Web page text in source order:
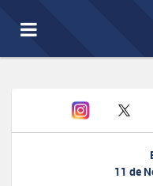
Toggle
navigation
11 de